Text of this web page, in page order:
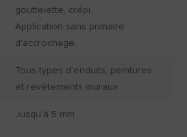
gouttelette, crépi.
Application sans primaire
d'accrochage.
Tous types d’enduits, peintures
et revêtements muraux.
Jusqu’à 5 mm.